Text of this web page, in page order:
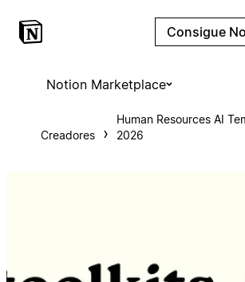
Consigue
Notion Marketplace
Creadores
Human Resources AI
2026